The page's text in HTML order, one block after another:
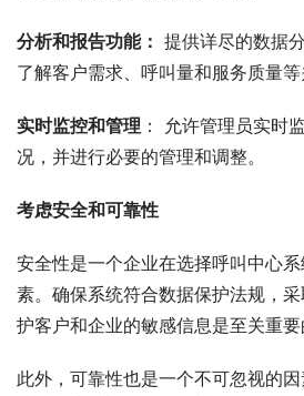
分析和报告功能： 提供详尽的数据
了解客户需求、呼叫量和服务质量等
实时监控和管理 ： 允许管理员实时
况，并进行必要的管理和调整。
考虑安全和可靠性
安全性是一个企业在选择呼叫中心
素。确保系统符合数据保护法规，
护客户和企业的敏感信息是至关重要
此外，可靠性也是一个不可忽视的